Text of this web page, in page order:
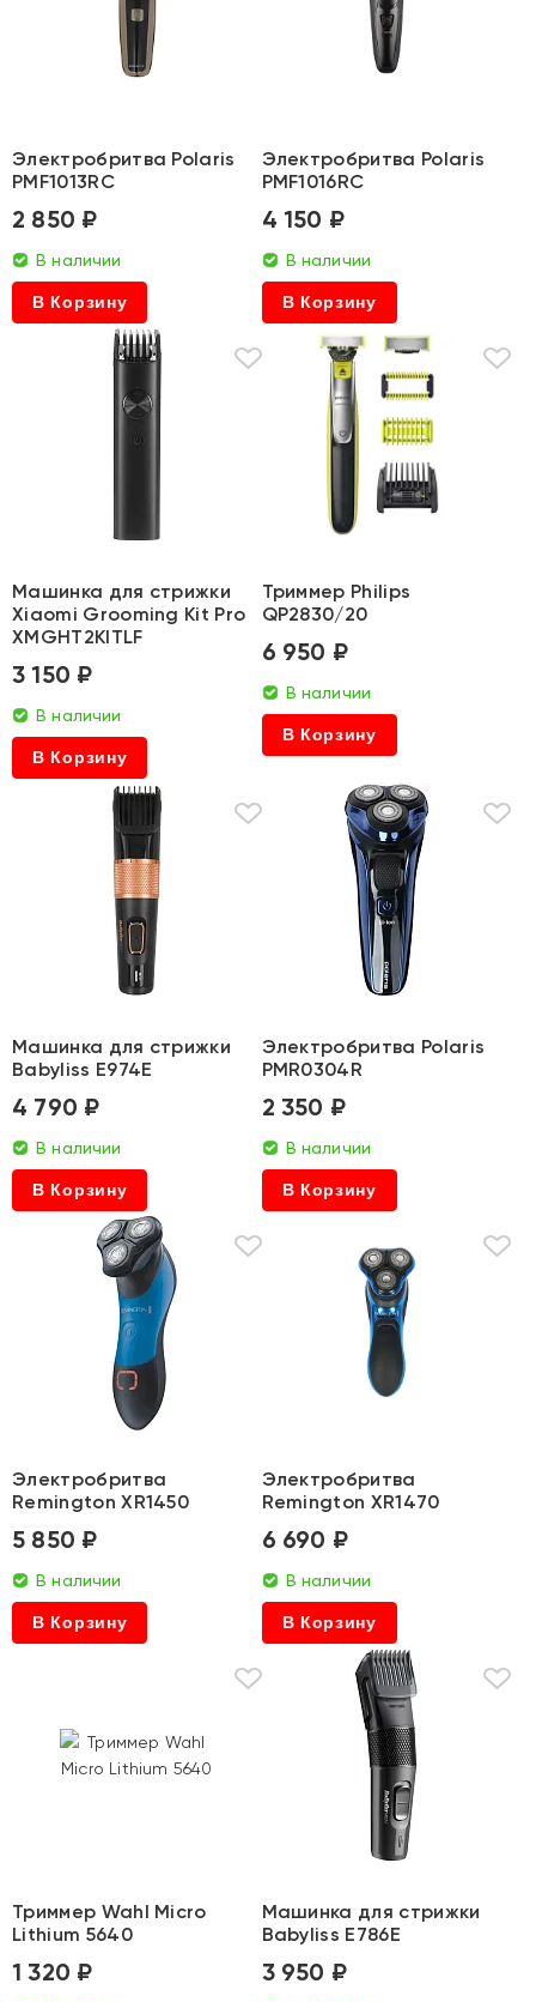
Электробритва Polaris
PMF1013RC
2 850 ₽
В наличии
В Корзину
Электробритва Polaris
PMF1016RC
4 150 ₽
В наличии
В Корзину
Машинка для стрижки
Xiaomi Grooming Kit Pro
XMGHT2KITLF
3 150 ₽
В наличии
В Корзину
Триммер Philips
QP2830/20
6 950 ₽
В наличии
В Корзину
Машинка для стрижки
Babyliss E974E
4 790 ₽
В наличии
В Корзину
Электробритва Polaris
PMR0304R
2 350 ₽
В наличии
В Корзину
Электробритва
Remington XR1450
5 850 ₽
В наличии
В Корзину
Электробритва
Remington XR1470
6 690 ₽
В наличии
В Корзину
Триммер Wahl Micro
Lithium 5640
1 320 ₽
Машинка для стрижки
Babyliss E786E
3 950 ₽